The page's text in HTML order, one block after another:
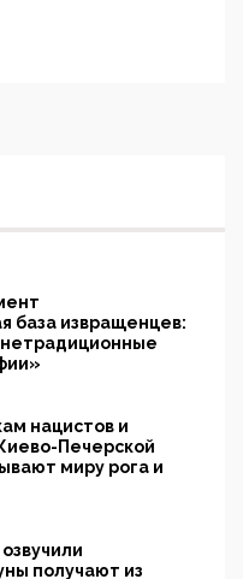
база извращенцев:
нацистов и
Печерской
миру рога и
получают из